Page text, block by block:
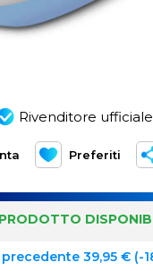
Rivenditore ufficiale
Preferiti
PRODOTTO
precedente 39,95 € (-